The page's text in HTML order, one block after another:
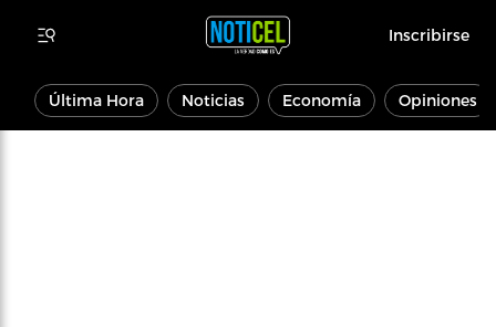
Inscribirse
Última Hora Noticias Economía Opiniones